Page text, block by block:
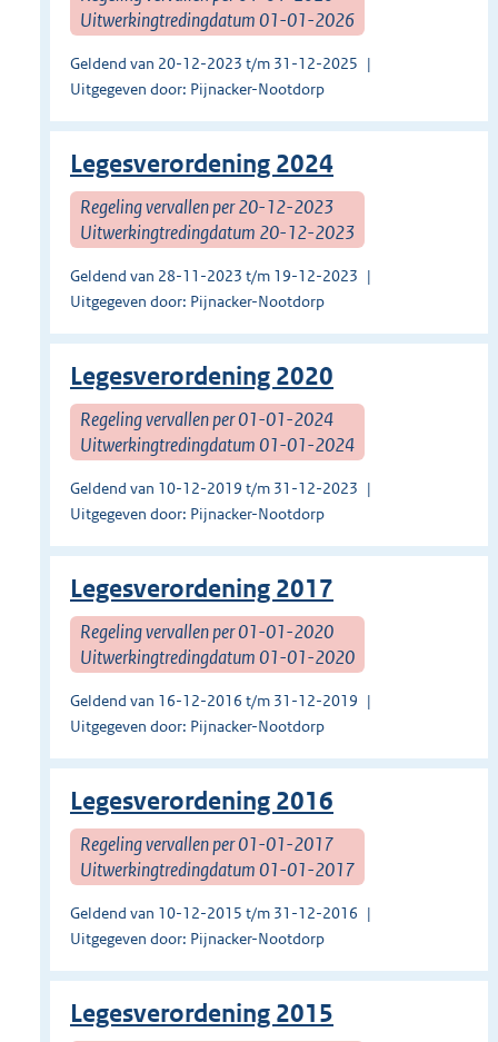
Uitwerkingtredingdatum 01-01-2026
Geldend van 20-12-2023 t/m 31-12-2025
Uitgegeven door: Pijnacker-Nootdorp
Legesverordening 2024
Regeling vervallen per 20-12-2023
Uitwerkingtredingdatum 20-12-2023
Geldend van 28-11-2023 t/m 19-12-2023
Uitgegeven door: Pijnacker-Nootdorp
Legesverordening 2020
Regeling vervallen per 01-01-2024
Uitwerkingtredingdatum 01-01-2024
Geldend van 10-12-2019 t/m 31-12-2023
Uitgegeven door: Pijnacker-Nootdorp
Legesverordening 2017
Regeling vervallen per 01-01-2020
Uitwerkingtredingdatum 01-01-2020
Geldend van 16-12-2016 t/m 31-12-2019
Uitgegeven door: Pijnacker-Nootdorp
Legesverordening 2016
Regeling vervallen per 01-01-2017
Uitwerkingtredingdatum 01-01-2017
Geldend van 10-12-2015 t/m 31-12-2016
Uitgegeven door: Pijnacker-Nootdorp
Legesverordening 2015